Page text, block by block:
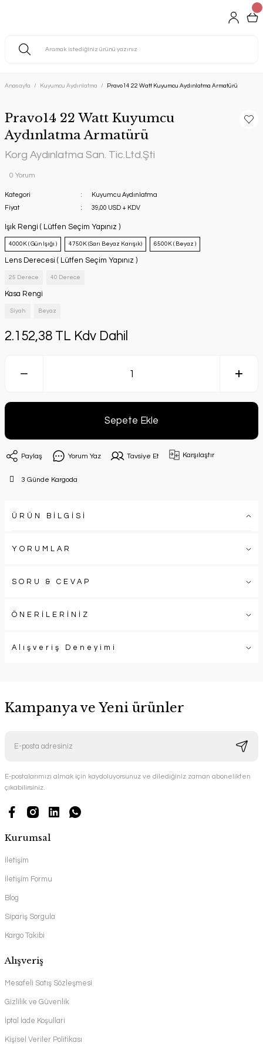
Anasayfa Kuyumcu Aydınlatma Pravo14 22 Watt Kuyumcu Aydınlatma Armatürü
Pravo14 22 Watt Kuyumcu
Aydınlatma Armatürü
Korg Aydınlatma San. Tic.Ltd.Şti
0 Yorum
Kategori
Kuyumcu Aydınlatma
Fiyat
39,00 USD + KDV
Işık Rengi ( Lütfen Seçim Yapınız )
4000K ( Gün Işığı ) 4750K (Sarı Beyaz Karışık) 6500K ( Beyaz )
Lens Derecesi ( Lütfen Seçim Yapınız )
25 Derece 40 Derece
Kasa Rengi
Siyah Beyaz
2.152,38 TL Kdv Dahil
Sepete Ekle
Paylaş Yorum Yaz Tavsiye Et Karşılaştır
3 Günde Kargoda
ÜRÜN BİLGİSİ
YORUMLAR
SORU & CEVAP
ÖNERİLERİNİZ
Alışveriş Deneyimi
Kampanya ve Yeni ürünler
E-postalarımızı almak için kaydoluyorsunuz ve dilediğiniz zaman abonelikten
çıkabilirsiniz.
Kurumsal
İletişim
İletişim Formu
Blog
Sipariş Sorgula
Kargo Takibi
Alışveriş
Mesafeli Satış Sözleşmesi
Gizlilik ve Güvenlik
İptal İade Koşullari
Kişisel Veriler Politikası